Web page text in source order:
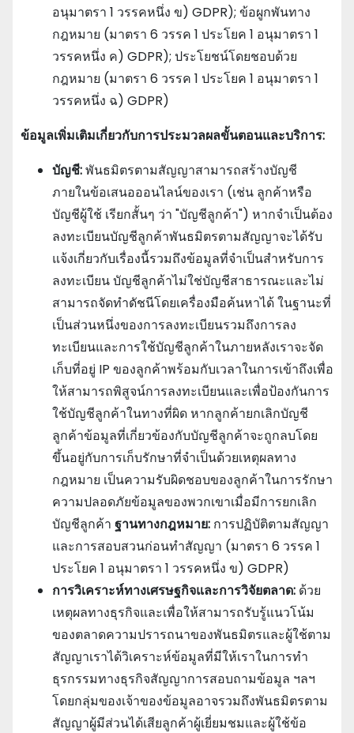
อนุมาตรา 1 วรรคหนึ่ง ข) GDPR); ข้อผูกพันทาง
กฎหมาย (มาตรา 6 วรรค 1 ประโยค 1 อนุมาตรา 1
วรรคหนึ่ง ค) GDPR); ประโยชน์โดยชอบด้วย
กฎหมาย (มาตรา 6 วรรค 1 ประโยค 1 อนุมาตรา 1
วรรคหนึ่ง ฉ) GDPR)
ข้อมูลเพิ่มเติมเกี่ยวกับการประมวลผลขั้นตอนและบริการ:
บัญชี:พันธมิตรตามสัญญาสามารถสร้างบัญชี
ภายในข้อเสนอออนไลน์ของเรา (เช่น ลูกค้าหรือ
บัญชีผู้ใช้ เรียกสั้นๆ ว่า "บัญชีลูกค้า") หากจําเป็นต้อง
ลงทะเบียนบัญชีลูกค้าพันธมิตรตามสัญญาจะได้รับ
แจ้งเกี่ยวกับเรื่องนี้รวมถึงข้อมูลที่จําเป็นสําหรับการ
ลงทะเบียน บัญชีลูกค้าไม่ใช่บัญชีสาธารณะและไม่
สามารถจัดทําดัชนีโดยเครื่องมือค้นหาได้ ในฐานะที่
เป็นส่วนหนึ่งของการลงทะเบียนรวมถึงการลง
ทะเบียนและการใช้บัญชีลูกค้าในภายหลังเราจะจัด
เก็บที่อยู่ IP ของลูกค้าพร้อมกับเวลาในการเข้าถึงเพื่อ
ให้สามารถพิสูจน์การลงทะเบียนและเพื่อป้องกันการ
ใช้บัญชีลูกค้าในทางที่ผิด หากลูกค้ายกเลิกบัญชี
ลูกค้าข้อมูลที่เกี่ยวข้องกับบัญชีลูกค้าจะถูกลบโดย
ขึ้นอยู่กับการเก็บรักษาที่จําเป็นด้วยเหตุผลทาง
กฎหมาย เป็นความรับผิดชอบของลูกค้าในการรักษา
ความปลอดภัยข้อมูลของพวกเขาเมื่อมีการยกเลิก
บัญชีลูกค้า ฐานทางกฎหมาย: การปฏิบัติตามสัญญา
และการสอบสวนก่อนทําสัญญา (มาตรา 6 วรรค 1
ประโยค 1 อนุมาตรา 1 วรรคหนึ่ง ข) GDPR)
การวิเคราะห์ทางเศรษฐกิจและการวิจัยตลาด: ด้วย
เหตุผลทางธุรกิจและเพื่อให้สามารถรับรู้แนวโน้ม
ของตลาดความปรารถนาของพันธมิตรและผู้ใช้ตาม
สัญญาเราได้วิเคราะห์ข้อมูลที่มีให้เราในการทํา
ธุรกรรมทางธุรกิจสัญญาการสอบถามข้อมูล ฯลฯ
โดยกลุ่มของเจ้าของข้อมูลอาจรวมถึงพันธมิตรตาม
สัญญาผู้มีส่วนได้เสียลูกค้าผู้เยี่ยมชมและผู้ใช้ข้อ